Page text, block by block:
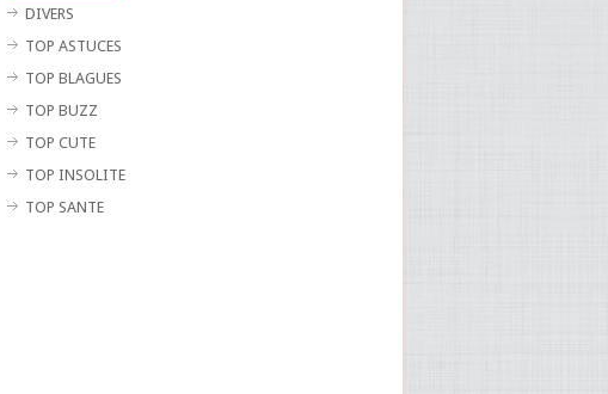
DIVERS
TOP ASTUCES
TOP BLAGUES
TOP BUZZ
TOP CUTE
TOP INSOLITE
TOP SANTE